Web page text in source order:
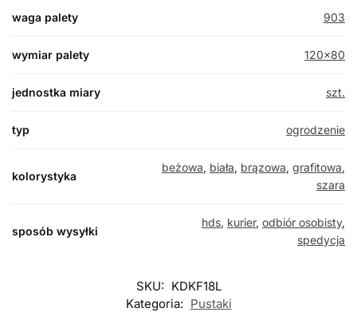
waga palety 903
wymiar palety 120×80
jednostka miary szt.
typ ogrodzenie
kolorystyka
beżowa, biała, brązowa, grafitowa,
szara
sposób wysyłki
hds, kurier, odbiór osobisty,
spedycja
SKU: KDKF18L
Kategoria: Pustaki